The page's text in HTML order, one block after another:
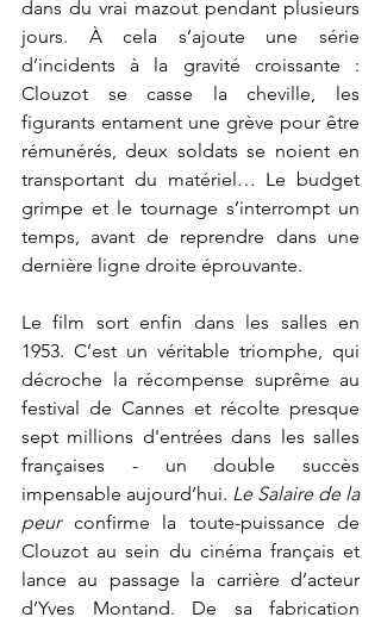
dans du vrai mazout pendant plusieurs
jours. À cela s’ajoute une série
d’incidents à la gravité croissante :
Clouzot se casse la cheville, les
figurants entament une grève pour être
rémunérés, deux soldats se noient en
transportant du matériel… Le budget
grimpe et le tournage s’interrompt un
temps, avant de reprendre dans une
dernière ligne droite éprouvante.
Le film sort enfin dans les salles en
1953. C’est un véritable triomphe, qui
décroche la récompense suprême au
festival de Cannes et récolte presque
sept millions d'entrées dans les salles
françaises - un double succès
impensable aujourd’hui. Le Salaire de la
peur confirme la toute-puissance de
Clouzot au sein du cinéma français et
lance au passage la carrière d’acteur
d’Yves Montand. De sa fabrication